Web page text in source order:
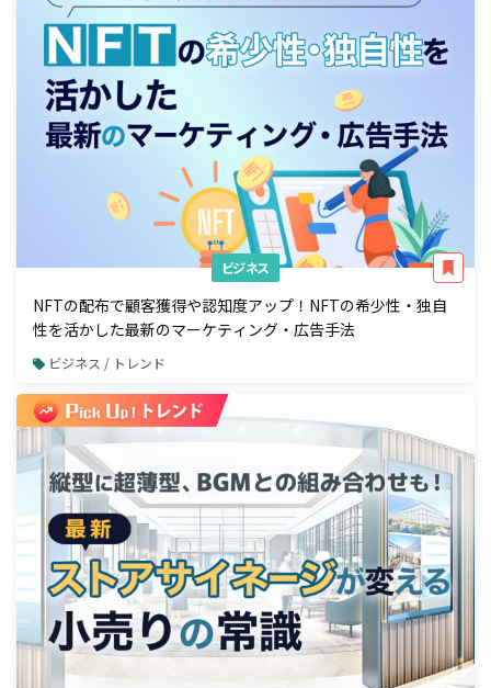
ビジネス
NFTの配布で顧客獲得や認知度アップ！NFTの希少性・独自
性を活かした最新のマーケティング・広告手法
ビジネス / トレンド